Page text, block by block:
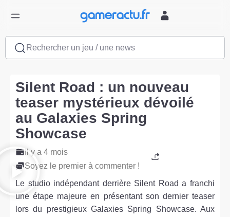
Rechercher un jeu / une news
Silent Road : un nouveau
teaser mystérieux dévoilé
au Galaxies Spring
Showcase
Il y a 4 mois
Soyez le premier à commenter !
Le studio indépendant derrière Silent Road a franchi
une étape majeure en présentant son dernier teaser
lors du prestigieux Galaxies Spring Showcase. Aux